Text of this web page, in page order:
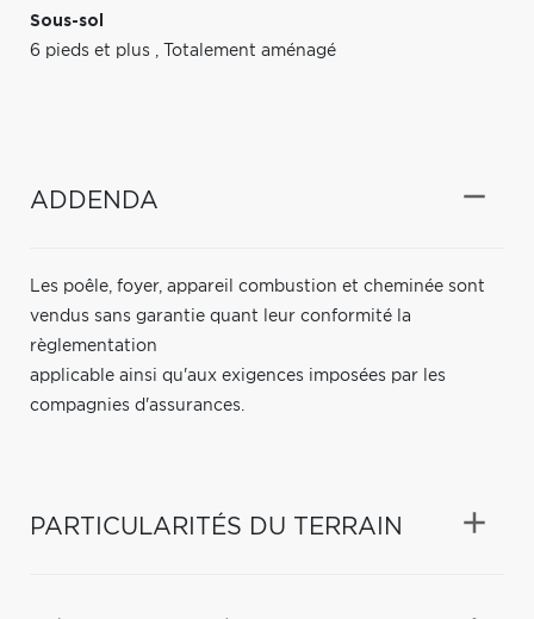
Sous-sol
6 pieds et plus , Totalement aménagé
ADDENDA
Les poêle, foyer, appareil combustion et cheminée sont
vendus sans garantie quant leur conformité la
règlementation
applicable ainsi qu'aux exigences imposées par les
compagnies d'assurances.
PARTICULARITÉS DU TERRAIN